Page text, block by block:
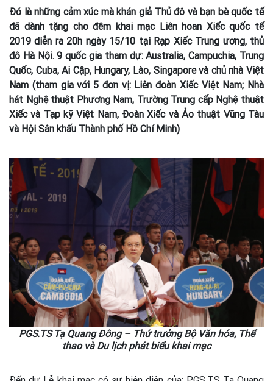
Đó là những cảm xúc mà khán giả Thủ đô và bạn bè quốc tế
đã dành tặng cho đêm khai mạc Liên hoan Xiếc quốc tế
2019 diễn ra 20h ngày 15/10 tại Rạp Xiếc Trung ương, thủ
đô Hà Nội. 9 quốc gia tham dự: Australia, Campuchia, Trung
Quốc, Cuba, Ai Cập, Hungary, Lào, Singapore và chủ nhà Việt
Nam (tham gia với 5 đơn vị: Liên đoàn Xiếc Việt Nam; Nhà
hát Nghệ thuật Phương Nam, Trường Trung cấp Nghệ thuật
Xiếc và Tạp kỹ Việt Nam, Đoàn Xiếc và Ảo thuật Vũng Tàu
và Hội Sân khấu Thành phố Hồ Chí Minh)
PGS.TS Tạ Quang Đông – Thứ trưởng Bộ Văn hóa, Thể
thao và Du lịch phát biểu khai mạc